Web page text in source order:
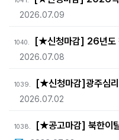
2026.07.09
1040. [★신청마감] 26년도
2026.07.08
1039. [★신청마감]광주심리상담센터
2026.07.02
1038. [★공고마감] 북한이탈주민지